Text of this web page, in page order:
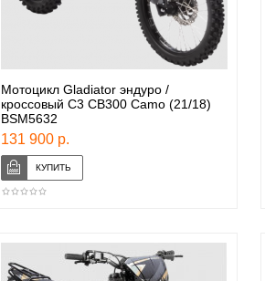
Мотоцикл Gladiator эндуро /
кроссовый С3 CB300 Camo (21/18)
BSM5632
131 900 р.